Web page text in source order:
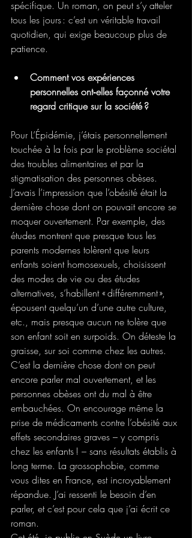
spécifique. Un roman, on peut s’y atteler
tous les jours : c’est un véritable travail
quotidien, qui exige beaucoup plus de
patience.
Comment vos expériences
personnelles ont‑elles façonné votre
regard critique sur la société ?
Pour L’Épidémie, j’étais personnellement
touchée à la fois par le problème sociétal
des troubles alimentaires et par la
stigmatisation des personnes obèses.
J’avais l’impression que l’obésité était la
dernière chose dont on pouvait encore se
moquer ouvertement. Par exemple, des
études montrent que presque tous les
parents modernes tolèrent que leurs
enfants soient homosexuels, choisissent
des modes de vie ou des études
alternatives, s’habillent « différemment »,
épousent quelqu’un d’une autre culture,
etc., mais presque aucun ne tolère que
son enfant soit en surpoids. On déteste la
graisse, sur soi comme chez les autres.
C’est la dernière chose dont on peut
encore parler mal ouvertement, et les
personnes obèses ont du mal à être
embauchées. On encourage même la
prise de médicaments contre l’obésité aux
effets secondaires graves – y compris
chez les enfants ! – sans résultats établis à
long terme. La grossophobie, comme
vous dites en France, est incroyablement
répandue. J’ai ressenti le besoin d’en
parler, et c’est pour cela que j’ai écrit ce
roman.